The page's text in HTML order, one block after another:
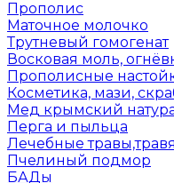
Прополис
Маточное молочко
Трутневый гомогенат
Восковая моль,
Прополисные
Косметика, мази,
Мед крымский
Перга и пыльца
Лечебные
Пчелиный подмор
БАДы